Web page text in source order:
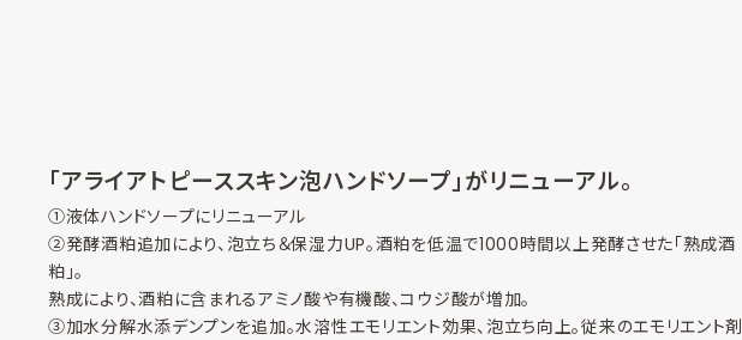
「アライアトピーススキン泡ハンドソープ」がリニューアル。
①液体ハンドソープにリニューアル
②発酵酒粕追加により、泡立ち＆保湿力UP。酒粕を低温で1000時間以上発酵させた「熟成酒
粕」。
熟成により、酒粕に含まれるアミノ酸や有機酸、コウジ酸が増加。
③加水分解水添デンプンを追加。水溶性エモリエント効果、泡立ち向上。従来のエモリエント剤